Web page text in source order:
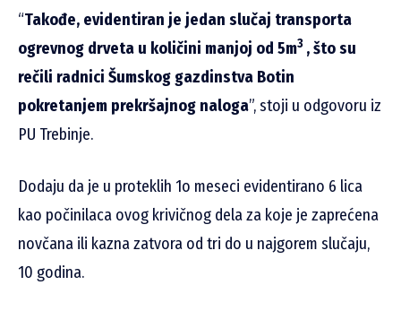
“Takođe, evidentiran je jedan slučaj transporta
ogrevnog drveta u količini manjoj od 5m3 , što su
rečili radnici Šumskog gazdinstva Botin
pokretanjem prekršajnog naloga”, stoji u odgovoru iz
PU Trebinje.
Dodaju da je u proteklih 1o meseci evidentirano 6 lica
kao počinilaca ovog krivičnog dela za koje je zaprećena
novčana ili kazna zatvora od tri do u najgorem slučaju,
10 godina.